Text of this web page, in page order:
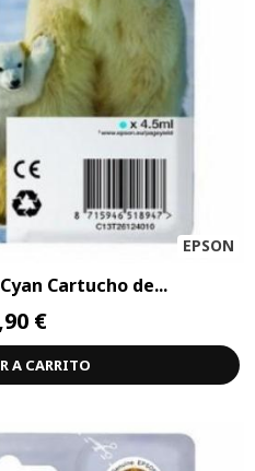
EPSON
Cartucho de...
€
A CARRITO